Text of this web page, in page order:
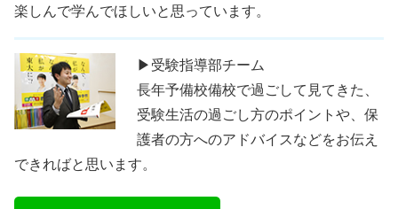
楽しんで学んでほしいと思っています。
▶受験指導部チーム
長年予備校備校で過ごして見てきた、
受験生活の過ごし方のポイントや、保
護者の方へのアドバイスなどをお伝え
できればと思います。